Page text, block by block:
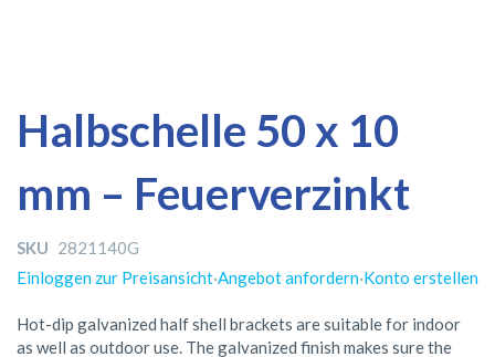
Halbschelle 50 x 10
mm – Feuerverzinkt
SKU 2821140G
Einloggen zur Preisansicht·Angebot anfordern·Konto erstellen
Hot-dip galvanized half shell brackets are suitable for indoor
as well as outdoor use. The galvanized finish makes sure the
Ende
Anfang